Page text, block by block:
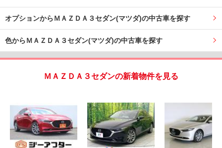
オプションからＭＡＺＤＡ３セダン(マツダ)の中古車を探す
色からＭＡＺＤＡ３セダン(マツダ)の中古車を探す
ＭＡＺＤＡ３セダンの新着物件を見る